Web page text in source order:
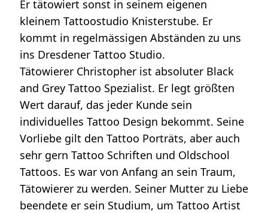
Er tätowiert sonst in seinem eigenen
kleinem Tattoostudio Knisterstube. Er
kommt in regelmässigen Abständen zu uns
ins Dresdener Tattoo Studio.
Tätowierer Christopher ist absoluter Black
and Grey Tattoo Spezialist. Er legt größten
Wert darauf, das jeder Kunde sein
individuelles Tattoo Design bekommt. Seine
Vorliebe gilt den Tattoo Porträts, aber auch
sehr gern Tattoo Schriften und Oldschool
Tattoos. Es war von Anfang an sein Traum,
Tätowierer zu werden. Seiner Mutter zu Liebe
beendete er sein Studium, um Tattoo Artist